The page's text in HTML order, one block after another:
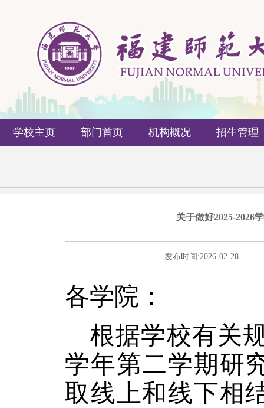
学校主页 部门首页 机构概况 招生管理
关于做好2025-2026
发布时间:2026-02-28
各学院：
根据学校有关
学年第二学期研
取线上和线下相